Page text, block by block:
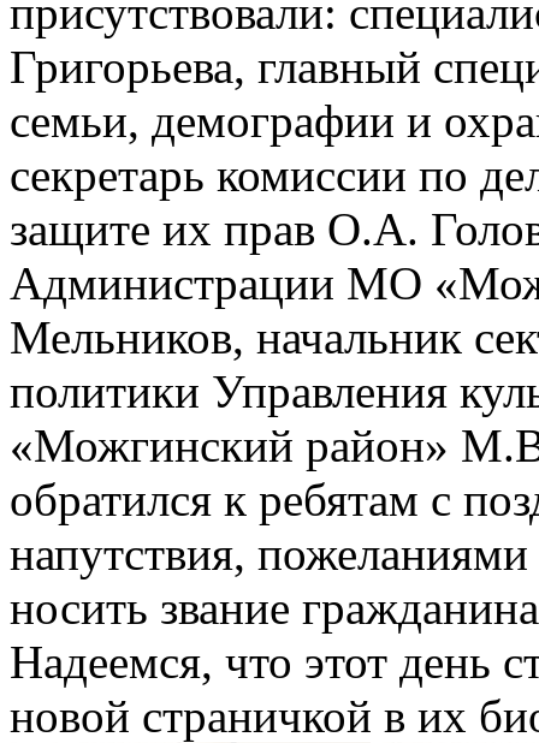
присутствовали:
Григорьева, главный
семьи, демографии и
секретарь комиссии по
защите их прав О.А.
Администрации МО
Мельников, начальник
политики Управления
«Можгинский район»
обратился к ребятам с
напутствия,
носить звание
Надеемся, что этот день
новой страничкой в их